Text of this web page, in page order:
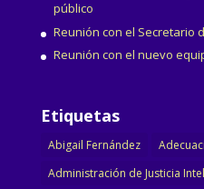
público
Reunión con el Secretario
Reunión con el nuevo
Etiquetas
Abigail Fernández
Administración de Justicia